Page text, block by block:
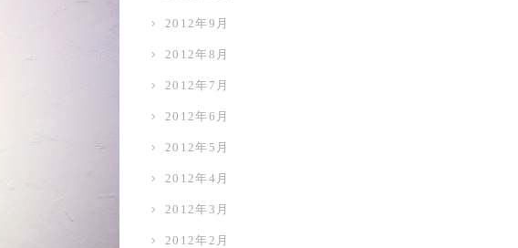
2012年9月
2012年8月
2012年7月
2012年6月
2012年5月
2012年4月
2012年3月
2012年2月